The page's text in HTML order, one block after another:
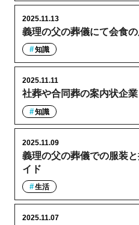
義理の父の葬儀にて会食
2025.11.13
知識
社葬や合同葬の案内状企
2025.11.11
知識
義理の父の葬儀での服装
イド
2025.11.09
生活
2025.11.07